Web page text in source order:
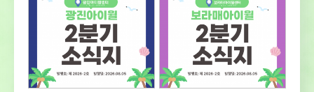
적합성경력사항, 교육 및 훈련사항, 지원동기
및 장래포부 등 종합평가20※ 서류심사
동점자는 1. 경력이 많은 순, 2. 자격증의
급수가 높은 순으로 우선순위를 결정한다.※
면접대상자는 채용인원의 3배수로 한다.(단
접수인원 및 채용상황에 따라 조정 가능) ○